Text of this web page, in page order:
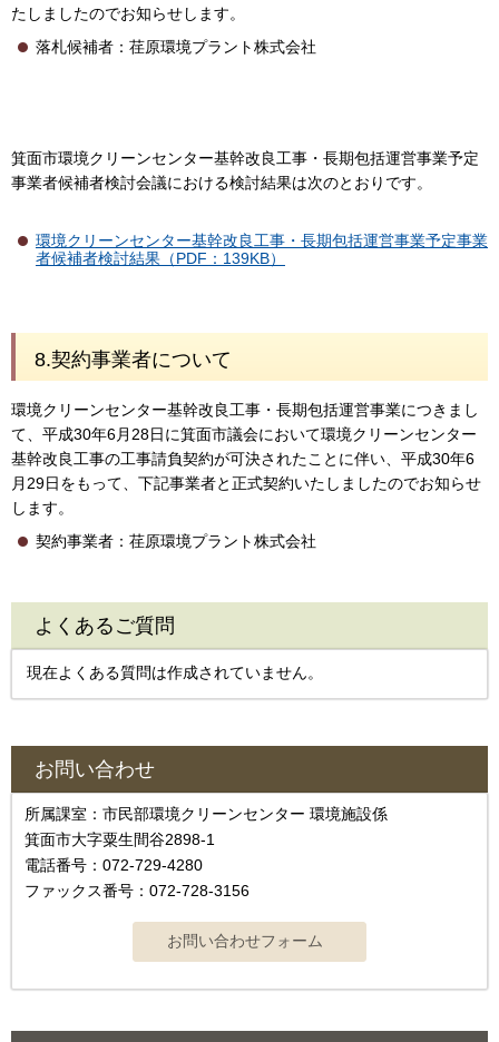
たしましたのでお知らせします。
落札候補者：荏原環境プラント株式会社
箕面市環境クリーンセンター基幹改良工事・長期包括運営事業予定
事業者候補者検討会議における検討結果は次のとおりです。
環境クリーンセンター基幹改良工事・長期包括運営事業予定事業
者候補者検討結果（PDF：139KB）
8.契約事業者について
環境クリーンセンター基幹改良工事・長期包括運営事業につきまし
て、平成30年6月28日に箕面市議会において環境クリーンセンター
基幹改良工事の工事請負契約が可決されたことに伴い、平成30年6
月29日をもって、下記事業者と正式契約いたしましたのでお知らせ
します。
契約事業者：荏原環境プラント株式会社
よくあるご質問
現在よくある質問は作成されていません。
お問い合わせ
所属課室：市民部環境クリーンセンター 環境施設係
箕面市大字粟生間谷2898-1
電話番号：072-729-4280
ファックス番号：072-728-3156